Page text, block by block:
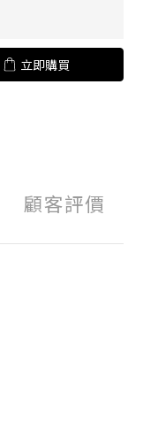
立即購買
顧客評價